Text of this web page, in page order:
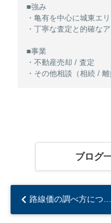
■強み
・亀有を中心に城東エ
・丁寧な査定と的確な
■事業
・不動産売却 / 査定
・その他相談（相続 /
ブログ
路線価の調べ方について！概要や相続税などの計算方法についても解説...